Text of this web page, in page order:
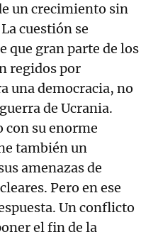
un crecimiento sin
cuestión se
que gran parte de los
regidos por
una democracia, no
de Ucrania.
con su enorme
también un
amenazas de
Pero en ese
Un conflicto
el fin de la